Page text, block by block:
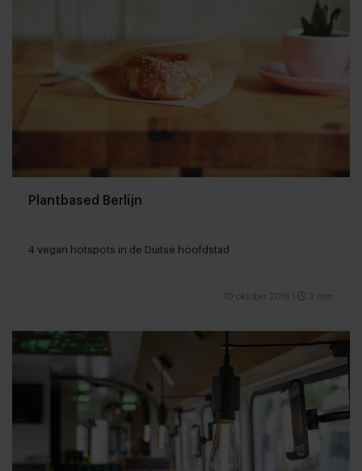
Plantbased Berlijn
4 vegan hotspots in de Duitse hoofdstad
10 oktober 2018 3 min